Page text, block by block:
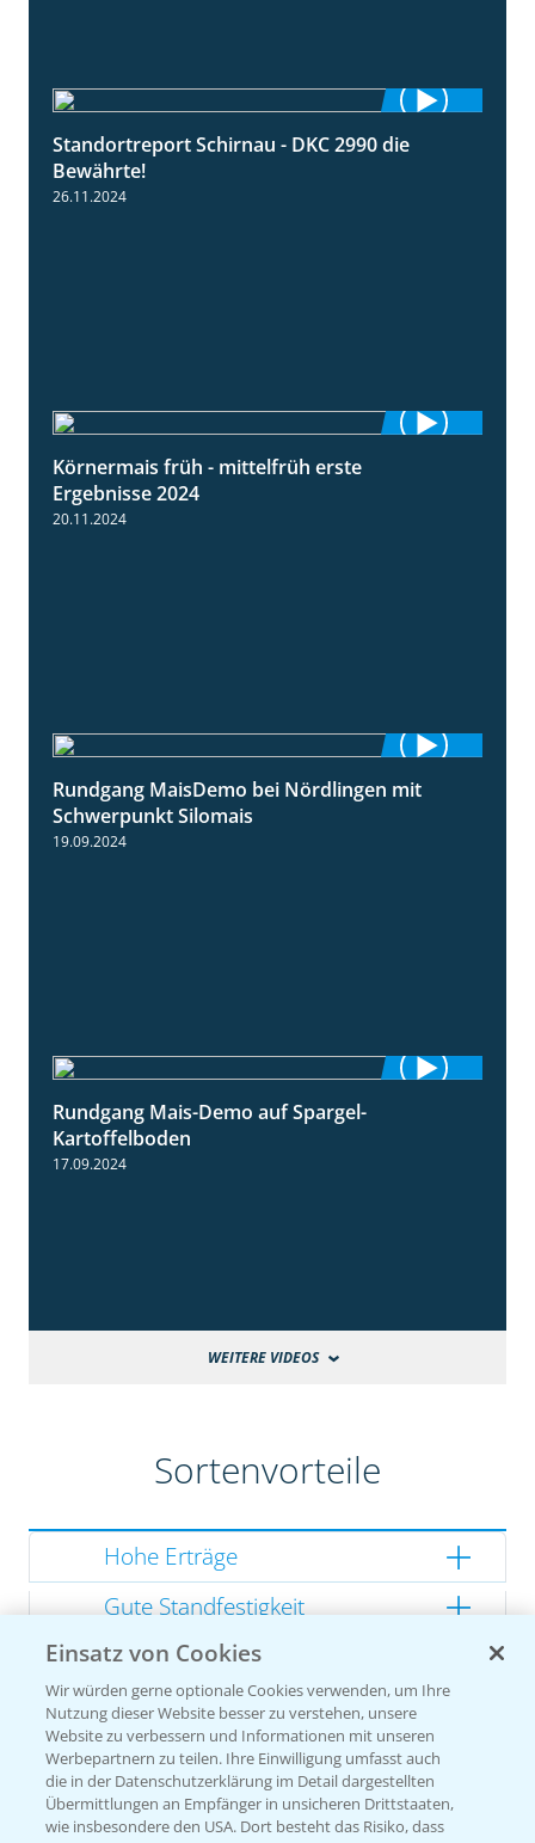
2:14
Standortreport Schirnau - DKC 2990 die
Bewährte!
26.11.2024
Körnermais früh - mittelfrüh erste
Ergebnisse 2024
20.11.2024
10:51
Rundgang MaisDemo bei Nördlingen mit
Schwerpunkt Silomais
19.09.2024
Rundgang Mais-Demo auf Spargel-
Kartoffelboden
17.09.2024
WEITERE VIDEOS
Sortenvorteile
Hohe Erträge
Gute Standfestigkeit
Gutes Dry Down
Gesunde Kolben
Sorteneinstufung nach
Einsatz von Cookies
Wir würden gerne optionale Cookies verwenden, um Ihre
Nutzung dieser Website besser zu verstehen, unsere
Website zu verbessern und Informationen mit unseren
Werbepartnern zu teilen. Ihre Einwilligung umfasst auch
die in der Datenschutzerklärung im Detail dargestellten
Übermittlungen an Empfänger in unsicheren Drittstaaten,
wie insbesondere den USA. Dort besteht das Risiko, dass